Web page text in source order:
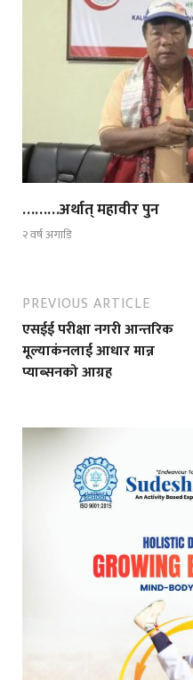
………अर्थात् महावीर पुन
२ वर्ष अगाडि
PREVIOUS ARTICLE
एसईई परीक्षा नगरी आन्तरिक
मूल्याकंनलाई आधार मान्न
प्याब्सनको आग्रह